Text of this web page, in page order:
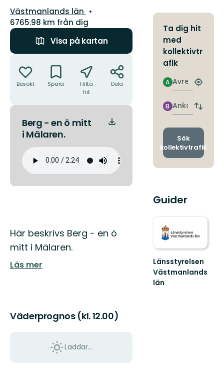
Län:
Västmanlands län
6765.98 km från dig
Visa på kartan
Besökt Spara
Hitta
hit
Dela
Berg - en ö mitt
i Mälaren.
Beskrivning
Här beskrivs Berg - en ö
mitt i Mälaren.
Läs mer
Väderprognos (kl. 12.00)
Laddar...
Ta dig hit
med
kollektivtr
afik
Avresa
A
Hitta
Ankomst
B
Byt
och
Sök
kollektivtrafik
Guider
Länsstyrelsen
Västmanlands
län